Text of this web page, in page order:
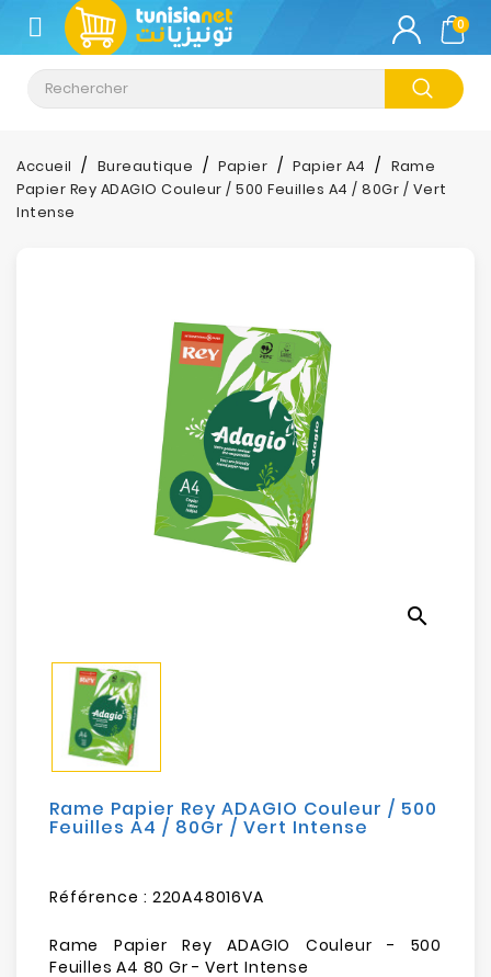
CATÉGORIE
Climatisation
Informatique
Téléphonie
Electroménager
Sécurité
Mobilités
Loisirs
0
Accueil Bureautique Papier Papier A4
Rame
Papier Rey ADAGIO Couleur / 500 Feuilles A4 / 80Gr / Vert
Intense
search
Rame Papier Rey ADAGIO Couleur / 500
Feuilles A4 / 80Gr / Vert Intense
Référence : 220A48016VA
Rame Papier Rey ADAGIO Couleur - 500
Feuilles A4 80 Gr - Vert Intense